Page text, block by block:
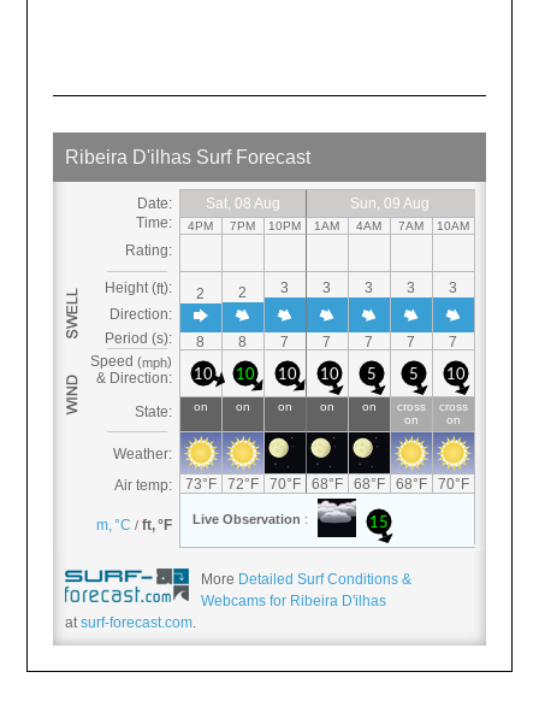
More Detailed Surf Conditions &
Webcams for Ribeira D'ilhas
atsurf-forecast.com.